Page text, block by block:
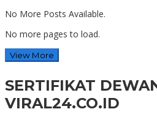
No More Posts Available.
No more pages to load.
View More
SERTIFIKAT
VIRAL24.CO.ID